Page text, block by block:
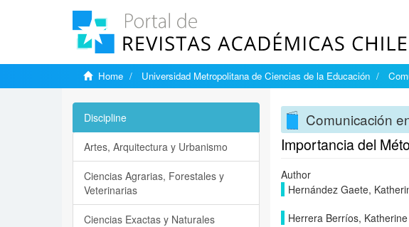
Home Universidad Metropolitana de Ciencias de la Educación
Comunicación
Importancia del
Author
Hernández Gaete,
Herrera Berríos, Katherine
Discipline
Artes, Arquitectura y Urbanismo
Ciencias Agrarias, Forestales y
Veterinarias
Ciencias Exactas y Naturales